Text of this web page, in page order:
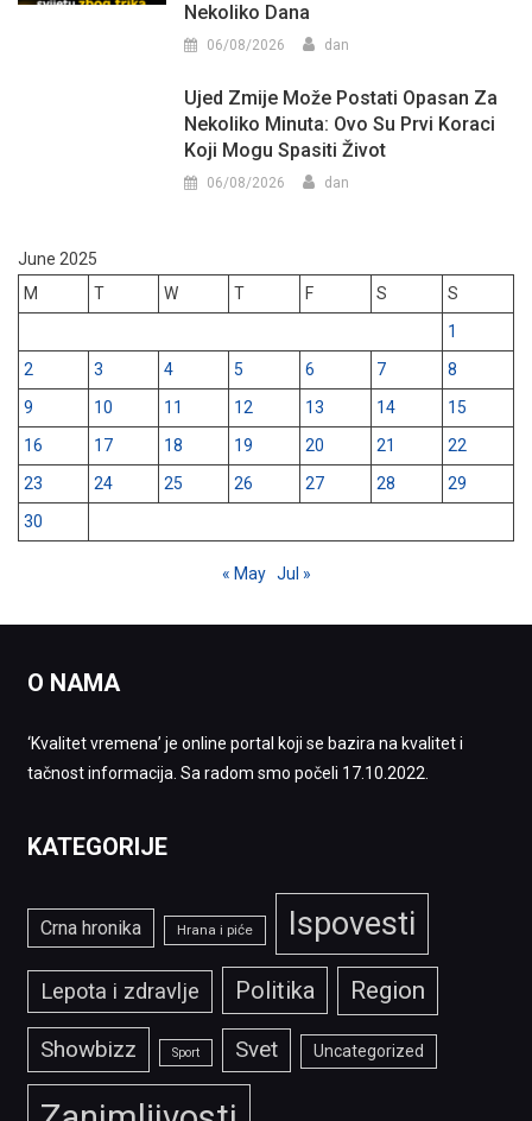
Nekoliko Dana
06/08/2026 dan
Ujed Zmije Može Postati Opasan Za
Nekoliko Minuta: Ovo Su Prvi Koraci
Koji Mogu Spasiti Život
06/08/2026 dan
June 2025
M
T W T F S
S
1
2
3 4 5 6 7
8
9
10 11 12 13 14
15
16
17 18 19 20 21
22
23
24 25 26 27 28
29
30
« May Jul »
O NAMA
‘Kvalitet vremena’ je online portal koji se bazira na kvalitet i
tačnost informacija. Sa radom smo počeli 17.10.2022.
KATEGORIJE
Crna hronika Hrana i piće Ispovesti
Lepota i zdravlje Politika Region
Showbizz Sport Svet Uncategorized